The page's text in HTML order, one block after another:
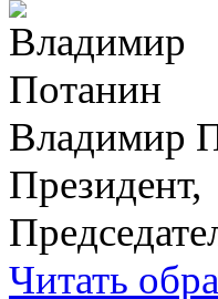
Владимир
Президент,
Читать